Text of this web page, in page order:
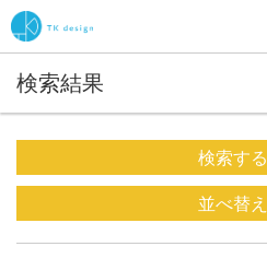
検索結果
検索する
並べ替え